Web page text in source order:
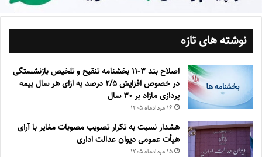
نوشته های تازه
اصلاح بند ۳‏-۱۱ بخشنامه تنقیح و تلخیص بازنشستگی
در خصوص افزایش ۵‏‏‏‏‏‏‏‏‏/۲ درصد به ازای هر سال بیمه
پردازی مازاد بر ۳۰‏ سال
۱۶ مرداد‌ماه ۱۴۰۵
هشدار نسبت به تکرار تصویب مصوبات مغایر با آرای
هیأت عمومی دیوان عدالت اداری
۱۵ مرداد‌ماه ۱۴۰۵